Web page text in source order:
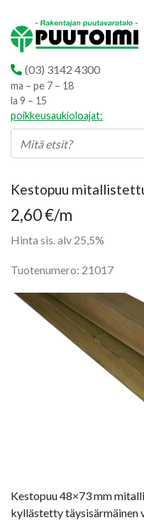
(03) 3142 4300
ma – pe 7 – 18
la 9 – 15
poikkeusaukioloajat:
Kestopuu
2,60€/m
Hinta sis. alv 25,5%
Tuotenumero: 21017
Kestopuu 48×73 mm
kyllästetty täysisärmäinen